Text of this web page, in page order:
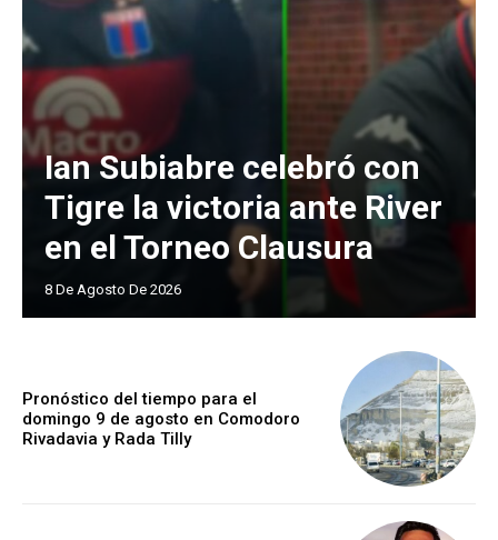
Ian Subiabre celebró con
Tigre la victoria ante River
en el Torneo Clausura
8 De Agosto De 2026
Pronóstico del tiempo para el
domingo 9 de agosto en Comodoro
Rivadavia y Rada Tilly